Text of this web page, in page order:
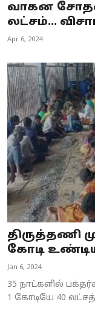
Astrology
Spirituality
Weather
Politics
வாகன
லட்சம்...
Apr 6, 2024
திருத்தணி
கோடி
Jan 6, 2024
35 நாட்களில்
1 கோடியே 40